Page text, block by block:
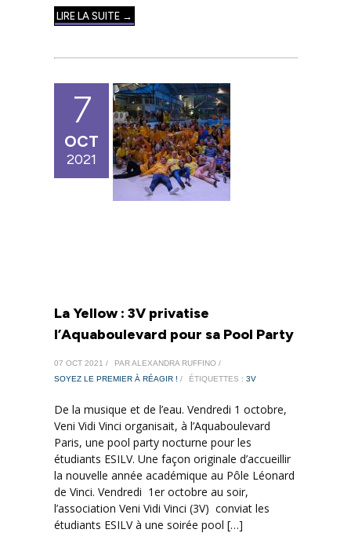
LIRE LA SUITE →
7
OCT
2021
La Yellow : 3V privatise
l’Aquaboulevard pour sa Pool Party
07 OCT 2021 /
PAR ALEXANDRA RUFFINO /
SOYEZ LE PREMIER À RÉAGIR ! / ÉTIQUETTES : 3V
De la musique et de l’eau. Vendredi 1 octobre,
Veni Vidi Vinci organisait, à l’Aquaboulevard
Paris, une pool party nocturne pour les
étudiants ESILV. Une façon originale d’accueillir
la nouvelle année académique au Pôle Léonard
de Vinci. Vendredi 1er octobre au soir,
l’association Veni Vidi Vinci (3V) conviat les
étudiants ESILV à une soirée pool […]